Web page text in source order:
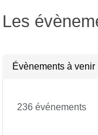
Les
Évènements à venir
236 événements